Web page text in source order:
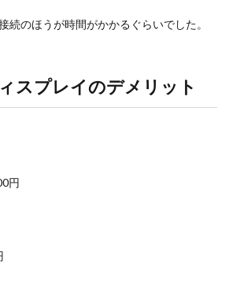
続のほうが時間がかかるぐらいでした。
スプレイのデメリット
円